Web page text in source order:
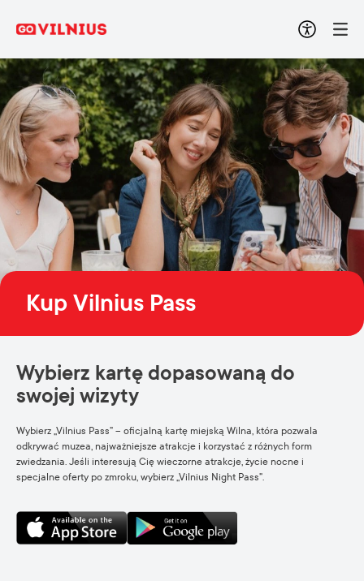
Kup Vilnius Pass
Wybierz kartę dopasowaną do
swojej wizyty
Wybierz „Vilnius Pass” – oficjalną kartę miejską Wilna, która pozwala
odkrywać muzea, najważniejsze atrakcje i korzystać z różnych form
zwiedzania. Jeśli interesują Cię wieczorne atrakcje, życie nocne i
specjalne oferty po zmroku, wybierz „Vilnius Night Pass”.